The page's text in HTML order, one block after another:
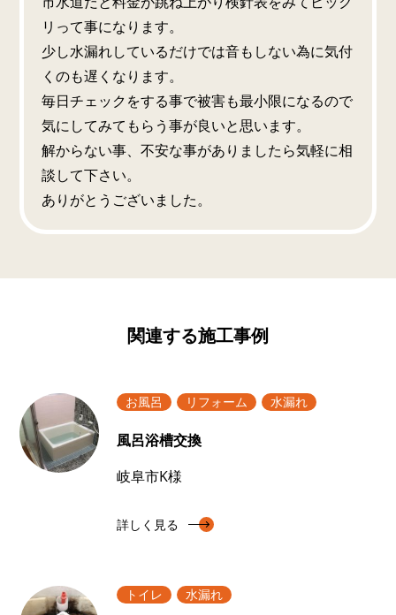
リって事になります。
少し水漏れしているだけでは音もしない為に気付
くのも遅くなります。
毎日チェックをする事で被害も最小限になるので
気にしてみてもらう事が良いと思います。
解からない事、不安な事がありましたら気軽に相
談して下さい。
ありがとうございました。
関連する施工事例
お風呂 リフォーム 水漏れ
風呂浴槽交換
岐阜市K様
詳しく見る
トイレ 水漏れ